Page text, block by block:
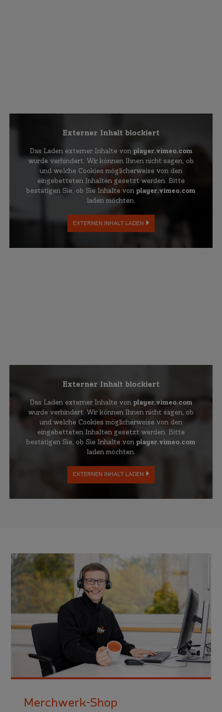
Externer Inhalt blockiert
Das Laden externer Inhalte von player.vimeo.com
wurde verhindert. Wir können Ihnen nicht sagen, ob
und welche Cookies möglicherweise von den
eingebetteten Inhalten gesetzt werden. Bitte
bestätigen Sie, ob Sie Inhalte vonplayer.vimeo.com
laden möchten.
EXTERNEN INHALT LADEN
Externer Inhalt blockiert
Das Laden externer Inhalte von player.vimeo.com
wurde verhindert. Wir können Ihnen nicht sagen, ob
und welche Cookies möglicherweise von den
eingebetteten Inhalten gesetzt werden. Bitte
bestätigen Sie, ob Sie Inhalte vonplayer.vimeo.com
laden möchten.
EXTERNEN INHALT LADEN
Merchwerk-Shop